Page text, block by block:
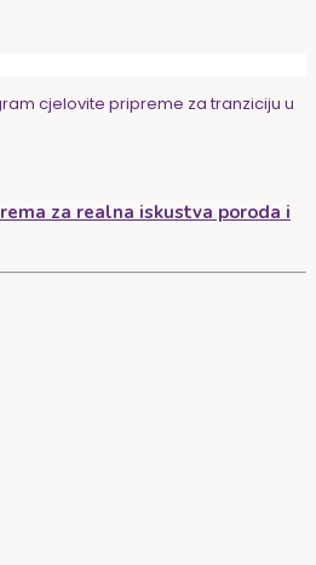
cjelovite pripreme za tranziciju u
za realna iskustva poroda i